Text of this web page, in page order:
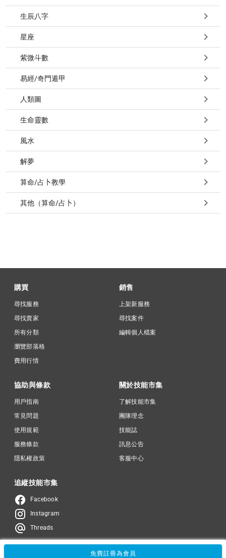
生辰八字
星座
紫微斗數
易經/奇門遁甲
人類圖
生命靈數
風水
解夢
算命/占卜教學
其他（算命/占卜）
購買
尋找服務
尋找賣家
所有分類
瀏覽部落格
費用行情
銷售
上架新服務
尋找案件
編輯個人檔案
協助與條款
用戶指南
常見問題
使用規範
服務條款
隱私權政策
關於技能市集
了解技能市集
團隊理念
技能誌
訊息公告
客服中心
追縱技能市集
Facebook
Instagram
Threads
免費註冊為會員